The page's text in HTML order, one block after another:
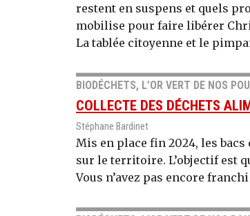
restent en suspens et quels
mobilise pour faire libérer
La tablée citoyenne et le
BIODÉCHETS, L’OR VERT DE NOS
COLLECTE DES DÉCHETS
Stéphane Bardinet
Mis en place fin 2024, les
sur le territoire. L’objectif est
Vous n’avez pas encore